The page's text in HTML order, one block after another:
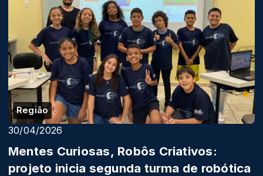
Região
30/04/2026
Mentes Curiosas, Robôs Criativos:
projeto inicia segunda turma de robótica